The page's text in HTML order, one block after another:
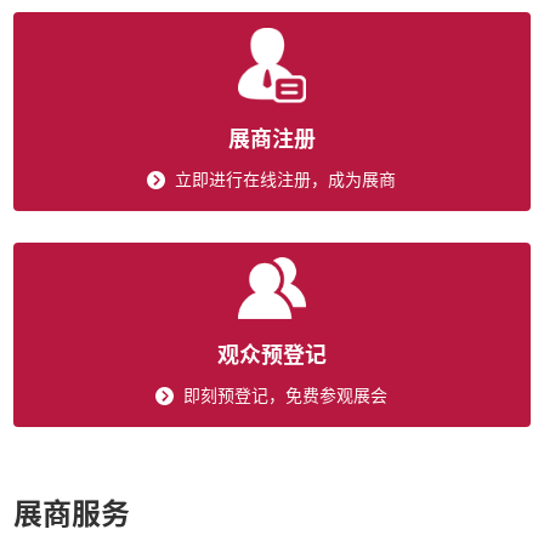
展商注册
立即进行在线注册，成为展商
观众预登记
即刻预登记，免费参观展会
展商服务